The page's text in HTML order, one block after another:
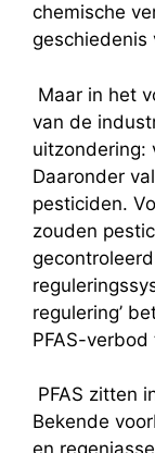
chemische
geschiedenis
Maar in het
van de
uitzondering:
Daaronder
pesticiden.
zouden
regulering’
PFAS-
PFAS zitten
Bekende